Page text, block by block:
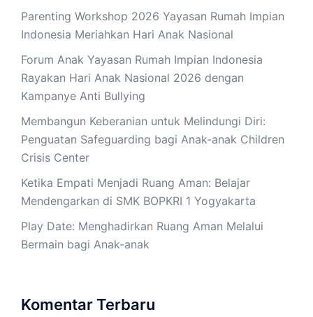
Parenting Workshop 2026 Yayasan Rumah Impian
Indonesia Meriahkan Hari Anak Nasional
Forum Anak Yayasan Rumah Impian Indonesia
Rayakan Hari Anak Nasional 2026 dengan
Kampanye Anti Bullying
Membangun Keberanian untuk Melindungi Diri:
Penguatan Safeguarding bagi Anak-anak Children
Crisis Center
Ketika Empati Menjadi Ruang Aman: Belajar
Mendengarkan di SMK BOPKRI 1 Yogyakarta
Play Date: Menghadirkan Ruang Aman Melalui
Bermain bagi Anak-anak
Komentar Terbaru